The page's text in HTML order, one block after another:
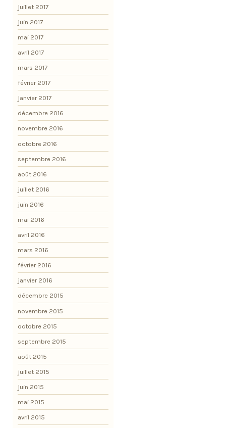
juillet 2017
juin 2017
mai 2017
avril 2017
mars 2017
février 2017
janvier 2017
décembre 2016
novembre 2016
octobre 2016
septembre 2016
août 2016
juillet 2016
juin 2016
mai 2016
avril 2016
mars 2016
février 2016
janvier 2016
décembre 2015
novembre 2015
octobre 2015
septembre 2015
août 2015
juillet 2015
juin 2015
mai 2015
avril 2015